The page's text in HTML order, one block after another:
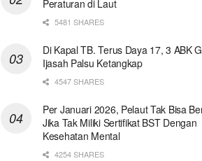
Peraturan di Laut
5481 SHARES
Di Kapal TB. Terus Daya 17, 3 ABK
Ijasah Palsu Ketangkap
4547 SHARES
Per Januari 2026, Pelaut Tak Bisa
Jika Tak Miliki Sertifikat BST Dengan
Kesehatan Mental
4254 SHARES